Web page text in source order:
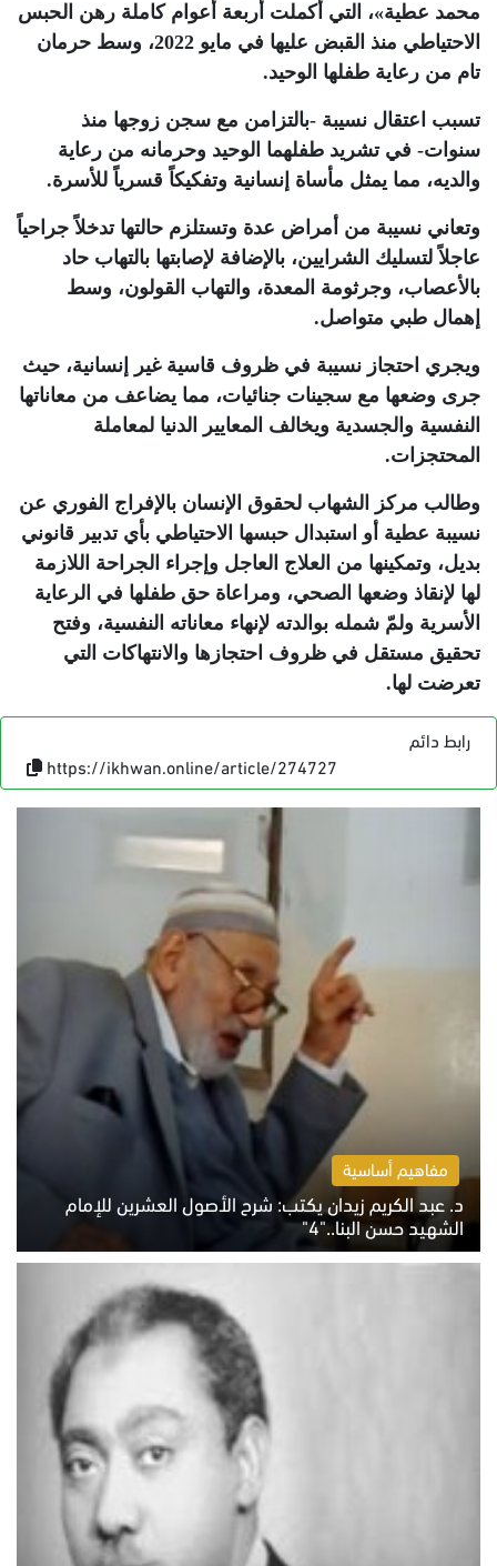
محمد عطية»، التي أكملت أربعة أعوام كاملة رهن الحبس
الاحتياطي منذ القبض عليها في مايو 2022، وسط حرمان
تام من رعاية طفلها الوحيد.
تسبب اعتقال نسيبة -بالتزامن مع سجن زوجها منذ
سنوات- في تشريد طفلهما الوحيد وحرمانه من رعاية
والديه، مما يمثل مأساة إنسانية وتفكيكاً قسرياً للأسرة.
وتعاني نسيبة من أمراض عدة وتستلزم حالتها تدخلاً جراحياً
عاجلاً لتسليك الشرايين، بالإضافة لإصابتها بالتهاب حاد
بالأعصاب، وجرثومة المعدة، والتهاب القولون، وسط
إهمال طبي متواصل.
ويجري احتجاز نسيبة في ظروف قاسية غير إنسانية، حيث
جرى وضعها مع سجينات جنائيات، مما يضاعف من معاناتها
النفسية والجسدية ويخالف المعايير الدنيا لمعاملة
المحتجزات.
وطالب مركز الشهاب لحقوق الإنسان بالإفراج الفوري عن
نسيبة عطية أو استبدال حبسها الاحتياطي بأي تدبير قانوني
بديل، وتمكينها من العلاج العاجل وإجراء الجراحة اللازمة
لها لإنقاذ وضعها الصحي، ومراعاة حق طفلها في الرعاية
الأسرية ولمّ شمله بوالدته لإنهاء معاناته النفسية، وفتح
تحقيق مستقل في ظروف احتجازها والانتهاكات التي
تعرضت لها.
رابط دائم
https://ikhwan.online/article/274727
مفاهيم أساسية
د. عبد الكريم زيدان يكتب: شرح الأصول العشرين للإمام
الشهيد حسن البنا.."4"
الخميس 6 أغسطس 2026 10:27 ص